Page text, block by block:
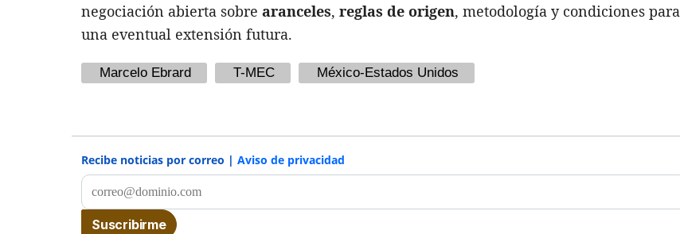
negociación abierta sobre aranceles, reglas de origen, metodología y condiciones para
una eventual extensión futura.
Marcelo Ebrard T-MEC México-Estados Unidos
Recibe noticias por correo | Aviso de privacidad